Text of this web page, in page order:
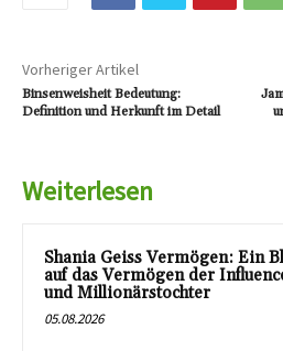
Vorheriger Artikel
Binsenweisheit Bedeutung:
Definition und Herkunft im Detail
Weiterlesen
Shania Geiss Vermögen: Ein
auf das Vermögen der
und Millionärstochter
05.08.2026